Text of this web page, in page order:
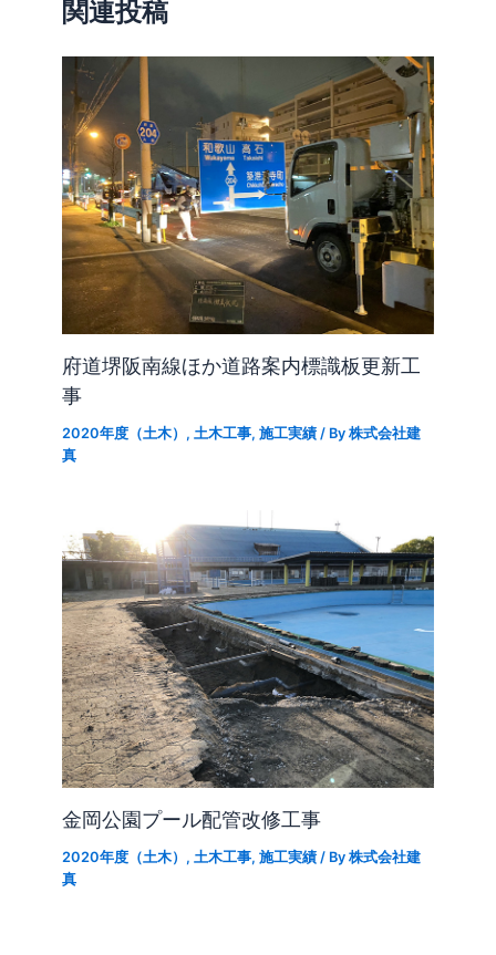
関連投稿
府道堺阪南線ほか道路案内標識板更新工
事
2020年度（土木） , 土木工事,施工実績 / By株式会社建
真
金岡公園プール配管改修工事
2020年度（土木） , 土木工事,施工実績 / By株式会社建
真